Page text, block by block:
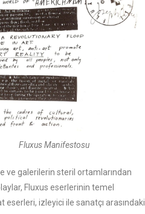
Fluxus Manifestosu
ve galerilerin steril ortamlarından
Fluxus eserlerinin temel
eserleri, izleyici ile sanatçı arasındaki